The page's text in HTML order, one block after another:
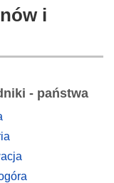
i
- państwa